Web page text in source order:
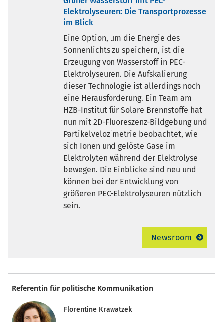
Elektrolyseuren: Die Transportprozesse
im Blick
Eine Option, um die Energie des
Sonnenlichts zu speichern, ist die
Erzeugung von Wasserstoff in PEC-
Elektrolyseuren. Die Aufskalierung
dieser Technologie ist allerdings noch
eine Herausforderung. Ein Team am
HZB-Institut für Solare Brennstoffe hat
nun mit 2D-Fluoreszenz-Bildgebung und
Partikelvelozimetrie beobachtet, wie
sich Ionen und gelöste Gase im
Elektrolyten während der Elektrolyse
bewegen. Die Einblicke sind neu und
können bei der Entwicklung von
größeren PEC-Elektrolyseuren nützlich
sein.
Newsroom
Referentin für politische Kommunikation
Florentine Krawatzek